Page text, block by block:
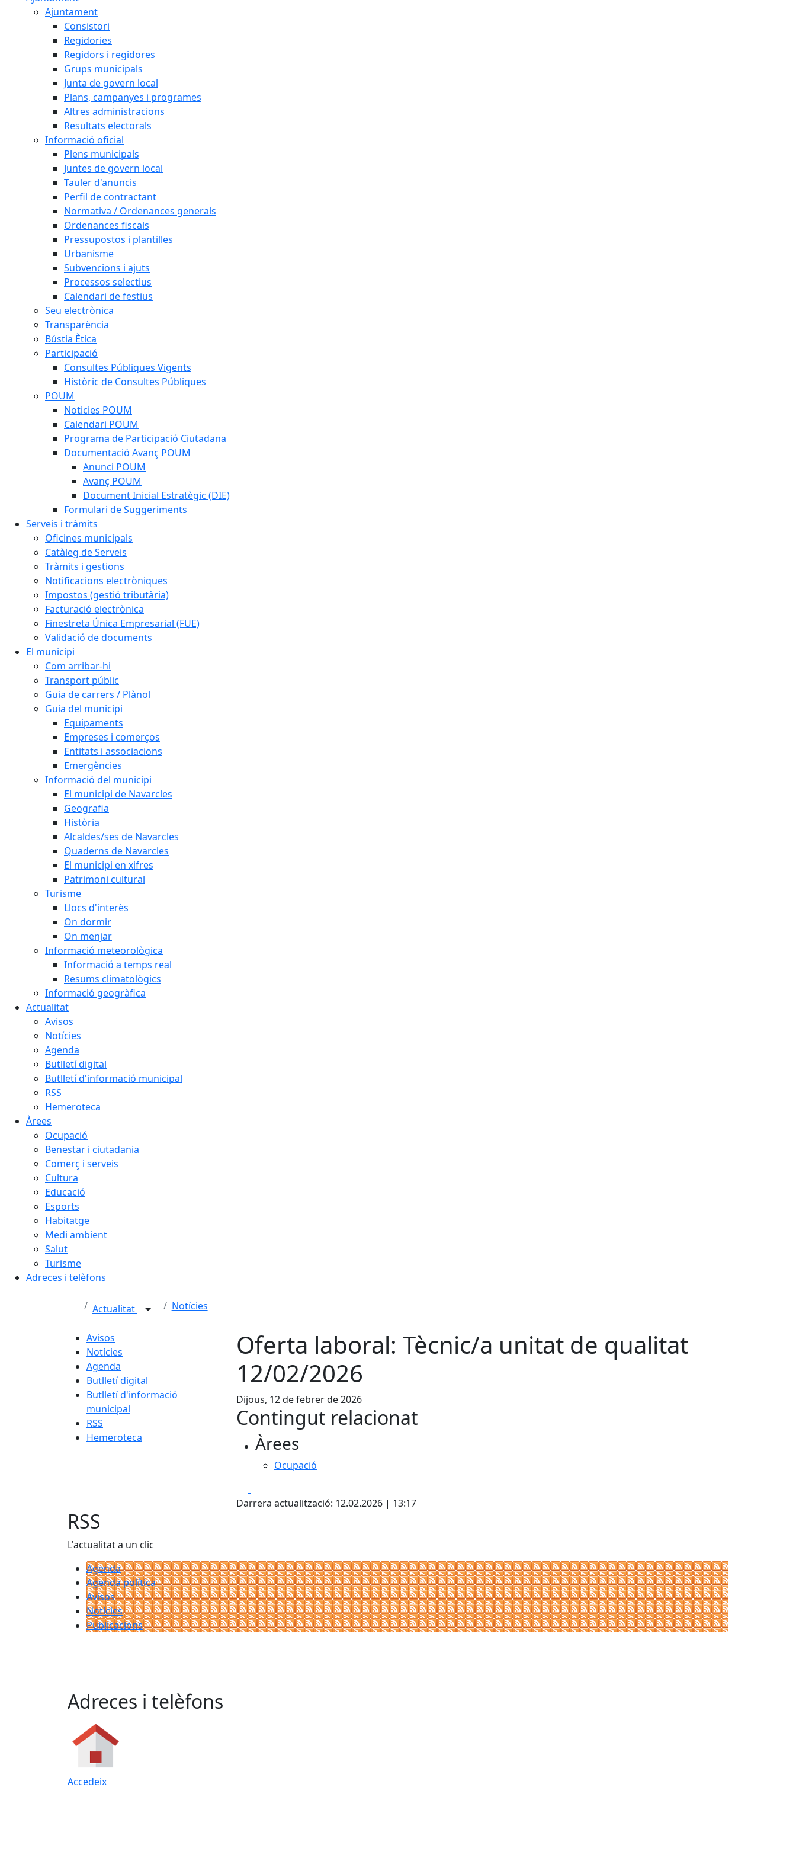
Ajuntament
Consistori
Regidories
Regidors i regidores
Grups municipals
Junta de govern local
Plans, campanyes i programes
Altres administracions
Resultats electorals
Informació oficial
Plens municipals
Juntes de govern local
Tauler d'anuncis
Perfil de contractant
Normativa / Ordenances generals
Ordenances fiscals
Pressupostos i plantilles
Urbanisme
Subvencions i ajuts
Processos selectius
Calendari de festius
Seu electrònica
Transparència
Bústia Ètica
Participació
Consultes Públiques Vigents
Històric de Consultes Públiques
POUM
Noticies POUM
Calendari POUM
Programa de Participació Ciutadana
Documentació Avanç POUM
Anunci POUM
Avanç POUM
Document Inicial Estratègic (DIE)
Formulari de Suggeriments
Serveis i tràmits
Oficines municipals
Catàleg de Serveis
Tràmits i gestions
Notificacions electròniques
Impostos (gestió tributària)
Facturació electrònica
Finestreta Única Empresarial (FUE)
Validació de documents
El municipi
Com arribar-hi
Transport públic
Guia de carrers / Plànol
Guia del municipi
Equipaments
Empreses i comerços
Entitats i associacions
Emergències
Informació del municipi
El municipi de Navarcles
Geografia
Història
Alcaldes/ses de Navarcles
Quaderns de Navarcles
El municipi en xifres
Patrimoni cultural
Turisme
Llocs d'interès
On dormir
On menjar
Informació meteorològica
Informació a temps real
Resums climatològics
Informació geogràfica
Actualitat
Avisos
Notícies
Agenda
Butlletí digital
Butlletí d'informació municipal
RSS
Hemeroteca
Àrees
Ocupació
Benestar i ciutadania
Comerç i serveis
Cultura
Educació
Esports
Habitatge
Medi ambient
Salut
Turisme
Adreces i telèfons
Actualitat Notícies
Avisos
Notícies
Agenda
Butlletí digital
Butlletí d'informació
municipal
RSS
Hemeroteca
Oferta laboral: Tècnic/a unitat de qualitat
12/02/2026
Dijous, 12 de febrer de 2026
Contingut relacionat
Àrees
Ocupació
Darrera actualització: 12.02.2026 | 13:17
RSS
L'actualitat a un clic
Agenda
Agenda política
Avisos
Notícies
Publicacions
Adreces i telèfons
Accedeix